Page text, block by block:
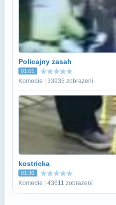
Policajny zasah
01:01
Komedie | 33935 zobrazení
kostricka
01:30
Komedie | 43611 zobrazení